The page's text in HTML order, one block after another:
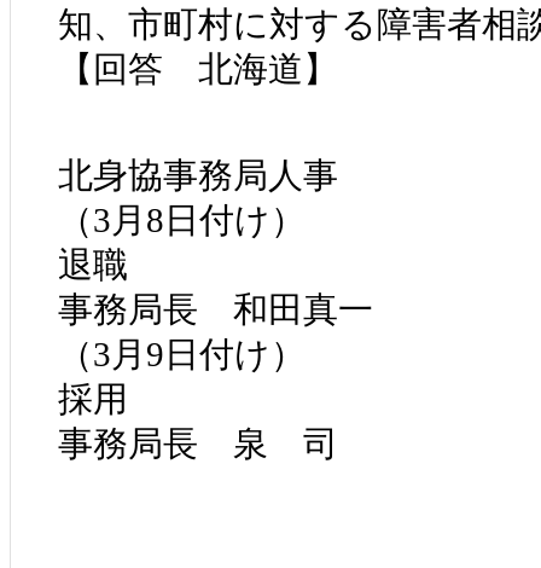
知、市町村に対する障害者相
【回答 北海道】
北身協事務局人事
（3月8日付け）
退職
事務局長 和田真一
（3月9日付け）
採用
事務局長 泉 司